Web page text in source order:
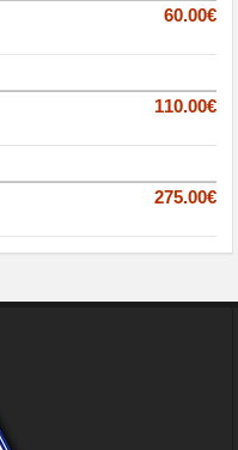
60.00€
110.00€
275.00€